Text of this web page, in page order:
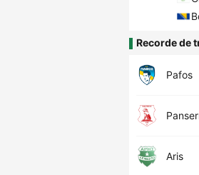
Recorde de
Pafos
Aris